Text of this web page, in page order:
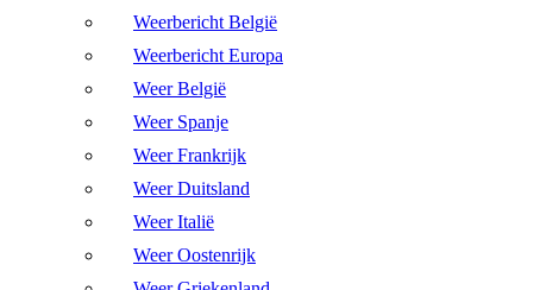
Weerbericht België
Weerbericht Europa
Weer België
Weer Spanje
Weer Frankrijk
Weer Duitsland
Weer Italië
Weer Oostenrijk